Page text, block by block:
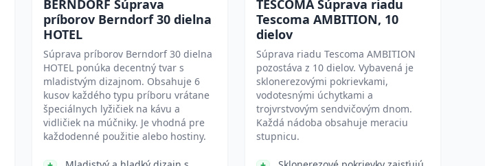
BERNDORF Súprava
príborov Berndorf 30 dielna
HOTEL
Súprava príborov Berndorf 30 dielna
HOTEL ponúka decentný tvar s
mladistvým dizajnom. Obsahuje 6
kusov každého typu príboru vrátane
špeciálnych lyžičiek na kávu a
vidličiek na múčniky. Je vhodná pre
každodenné použitie alebo hostiny.
TESCOMA Súprava riadu
Tescoma AMBITION, 10
dielov
Súprava riadu Tescoma AMBITION
pozostáva z 10 dielov. Vybavená je
sklonerezovými pokrievkami,
vodotesnými úchytkami a
trojvrstvovým sendvičovým dnom.
Každá nádoba obsahuje meraciu
stupnicu.